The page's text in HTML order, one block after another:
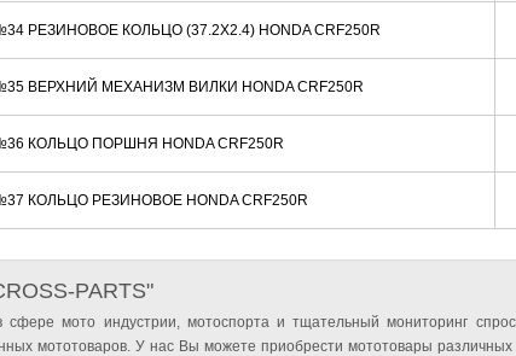
РЕЗИНОВОЕ КОЛЬЦО (37.2X2.4) HONDA CRF250R
ВЕРХНИЙ МЕХАНИЗМ ВИЛКИ HONDA CRF250R
КОЛЬЦО ПОРШНЯ HONDA CRF250R
КОЛЬЦО РЕЗИНОВОЕ HONDA CRF250R
PARTS"
мото индустрии, мотоспорта и тщательный мониторинг
мототоваров. У нас Вы можете приобрести мототовары